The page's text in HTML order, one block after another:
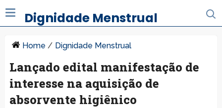
Dignidade Menstrual
Home / Dignidade Menstrual
Lançado edital manifestação de
interesse na aquisição de
absorvente higiênico